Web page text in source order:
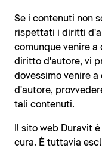
Se i contenuti non
rispettati i diritti
comunque venire a
diritto d'autore, vi
dovessimo venire
d'autore,
tali contenuti.
Il sito web Duravit
cura. È tuttavia